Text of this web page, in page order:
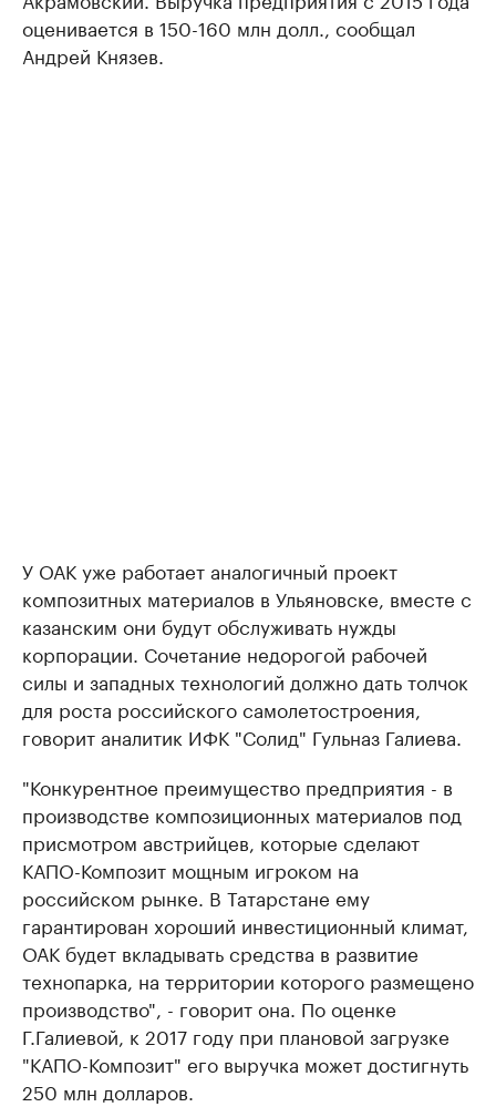
оценивается в 150-160 млн долл., сообщал
Андрей Князев.
У ОАК уже работает аналогичный проект
композитных материалов в Ульяновске, вместе с
казанским они будут обслуживать нужды
корпорации. Сочетание недорогой рабочей
силы и западных технологий должно дать толчок
для роста российского самолетостроения,
говорит аналитик ИФК "Солид" Гульназ Галиева.
"Конкурентное преимущество предприятия - в
производстве композиционных материалов под
присмотром австрийцев, которые сделают
КАПО-Композит мощным игроком на
российском рынке. В Татарстане ему
гарантирован хороший инвестиционный климат,
ОАК будет вкладывать средства в развитие
технопарка, на территории которого размещено
производство", - говорит она. По оценке
Г.Галиевой, к 2017 году при плановой загрузке
"КАПО-Композит" его выручка может достигнуть
250 млн долларов.